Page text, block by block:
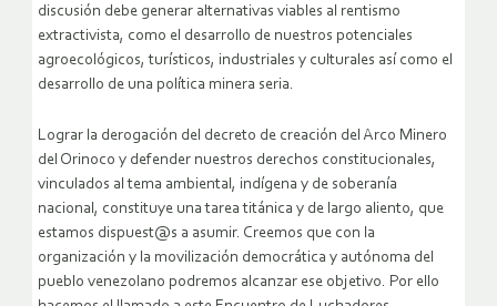
discusión debe generar alternativas viables al rentismo
extractivista, como el desarrollo de nuestros potenciales
agroecológicos, turísticos, industriales y culturales así como el
desarrollo de una política minera seria.
Lograr la derogación del decreto de creación del Arco Minero
del Orinoco y defender nuestros derechos constitucionales,
vinculados al tema ambiental, indígena y de soberanía
nacional, constituye una tarea titánica y de largo aliento, que
estamos dispuest@s a asumir. Creemos que con la
organización y la movilización democrática y autónoma del
pueblo venezolano podremos alcanzar ese objetivo. Por ello